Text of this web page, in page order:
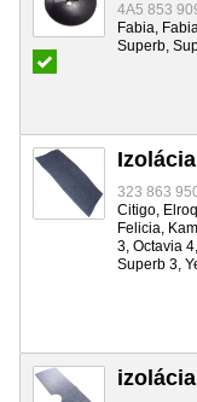
4A5 853
Fabia,
Superb,
323 863
Citigo,
Felicia,
3, Octavia
Superb 3,